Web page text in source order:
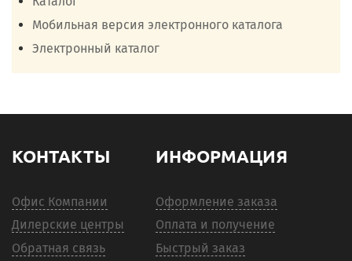
Мобильная версия электронного каталога
Электронный каталог
КОНТАКТЫ
Офис Компании
Дилерские центры
Обратная связь
ИНФОРМАЦИЯ
Оформление заказа
Оплата и получение
Быстрый заказ